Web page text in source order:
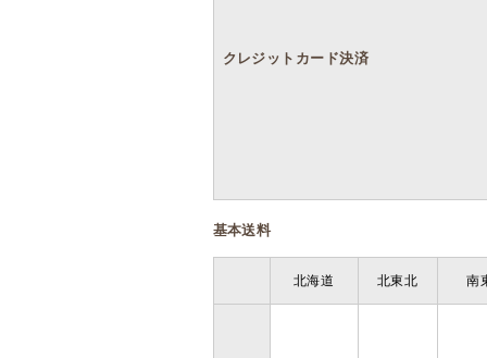
クレジットカード決済
基本送料
北海道 北東北 南